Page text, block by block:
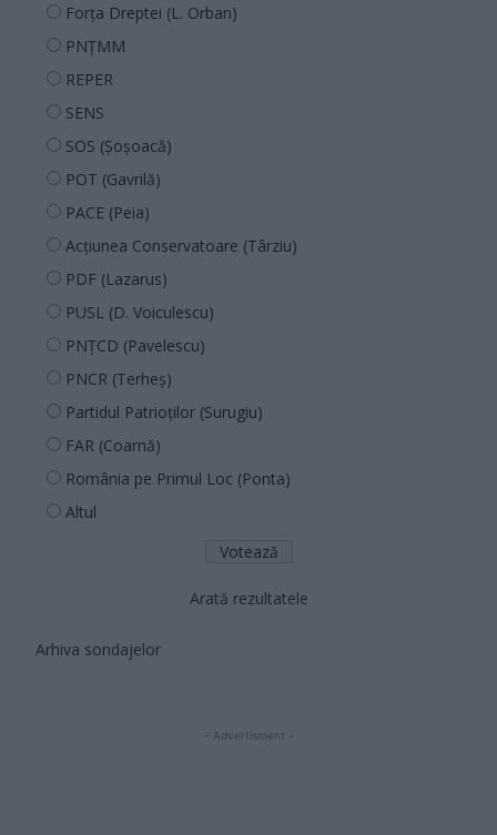
Forța Dreptei (L. Orban)
PNȚMM
REPER
SENS
SOS (Șoșoacă)
POT (Gavrilă)
PACE (Peia)
Acțiunea Conservatoare (Târziu)
PDF (Lazarus)
PUSL (D. Voiculescu)
PNȚCD (Pavelescu)
PNCR (Terheș)
Partidul Patrioților (Surugiu)
FAR (Coarnă)
România pe Primul Loc (Ponta)
Altul
Arată rezultatele
Arhiva sondajelor
- Advertisment -